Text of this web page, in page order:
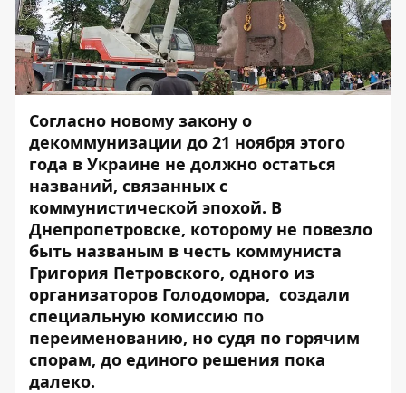
Согласно новому закону о
декоммунизации до 21 ноября этого
года в Украине не должно остаться
названий, связанных с
коммунистической эпохой. В
Днепропетровске, которому не повезло
быть названым в честь коммуниста
Григория Петровского, одного из
организаторов Голодомора, создали
специальную комиссию по
переименованию, но судя по горячим
спорам, до единого решения пока
далеко.